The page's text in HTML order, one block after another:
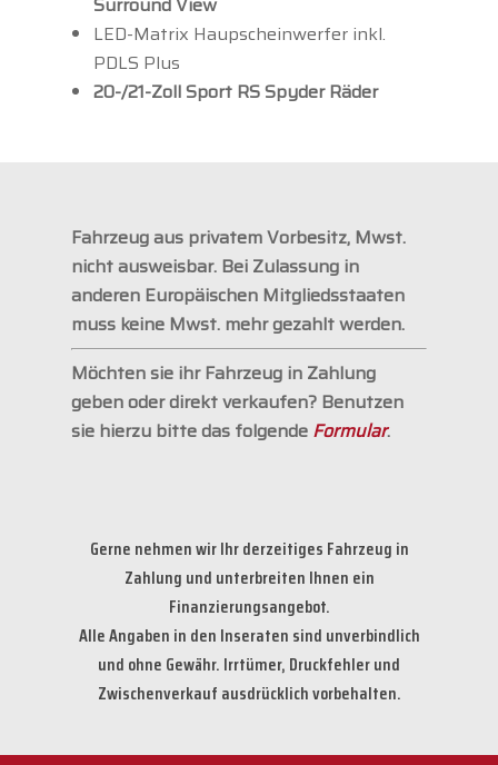
LED-Matrix Haupscheinwerfer inkl.
PDLS Plus
20-/21-Zoll Sport RS Spyder Räder
Fahrzeug aus privatem Vorbesitz, Mwst.
nicht ausweisbar. Bei Zulassung in
anderen Europäischen Mitgliedsstaaten
muss keine Mwst. mehr gezahlt werden.
Möchten sie ihr Fahrzeug in Zahlung
geben oder direkt verkaufen? Benutzen
sie hierzu bitte das folgende Formular.
Gerne nehmen wir Ihr derzeitiges Fahrzeug in
Zahlung und unterbreiten Ihnen ein
Finanzierungsangebot.
Alle Angaben in den Inseraten sind unverbindlich
und ohne Gewähr. Irrtümer, Druckfehler und
Zwischenverkauf ausdrücklich vorbehalten.